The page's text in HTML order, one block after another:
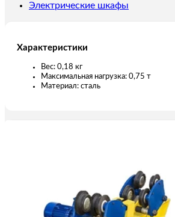
Электрические шкафы
Характеристики
Вес: 0,18 кг
Максимальная нагрузка: 0,75 т
Материал: сталь